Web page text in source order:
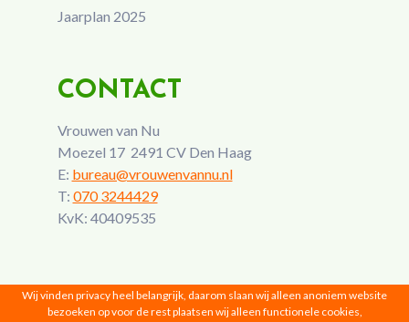
Jaarplan 2025
CONTACT
Vrouwen van Nu
Moezel 17 2491 CV Den Haag
E: bureau@vrouwenvannu.nl
T: 070 3244429
KvK: 40409535
Wij vinden privacy heel belangrijk, daarom slaan wij alleen anoniem website
bezoeken op voor de rest plaatsen wij alleen functionele cookies,